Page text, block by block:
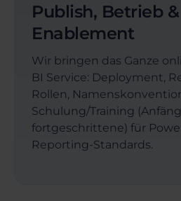
Publish, Betrieb &
Enablement
Wir bringen das Ganze
BI Service: Deployment,
Rollen,
Schulung/Training
fortgeschrittene) für
Reporting-Standards.